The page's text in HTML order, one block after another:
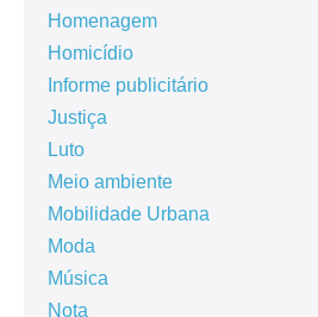
Homenagem
Homicídio
Informe publicitário
Justiça
Luto
Meio ambiente
Mobilidade Urbana
Moda
Música
Nota